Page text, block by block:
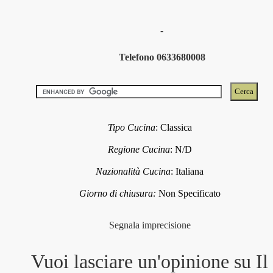
-
Telefono 0633680008
Tipo Cucina: Classica
Regione Cucina: N/D
Nazionalità Cucina:Italiana
Giorno di chiusura: Non Specificato
Segnala imprecisione
Vuoi lasciare un'opinione su Il